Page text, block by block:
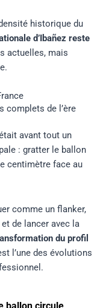
historique du
d’Ibañez reste
actuelles, mais
complets de l’ère
avant tout un
: gratter le ballon
centimètre face au
comme un flanker,
de lancer avec la
du profil
l’une des évolutions